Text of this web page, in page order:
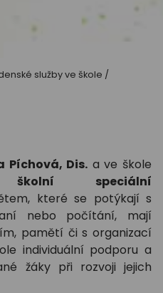
služby ve škole /
Píchová, Dis. a ve škole
školní speciální
které se potýkají s
nebo počítání, mají
pamětí či s organizací
individuální podporu a
žáky při rozvoji jejich